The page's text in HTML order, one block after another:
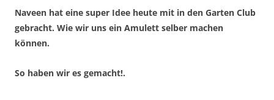
Naveen hat eine super Idee heute mit in den Garten Club
gebracht. Wie wir uns ein Amulett selber machen
können.
So haben wir es gemacht!.